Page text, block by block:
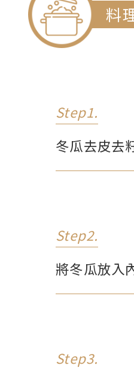
料
Step1.
冬瓜去皮去
Step2.
將冬瓜放入
Step3.